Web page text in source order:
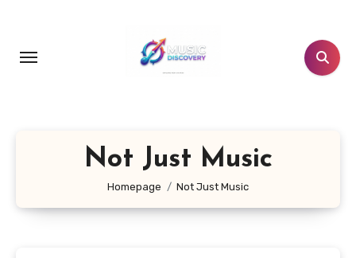
contenuto
Not Just Music
Homepage Not Just Music